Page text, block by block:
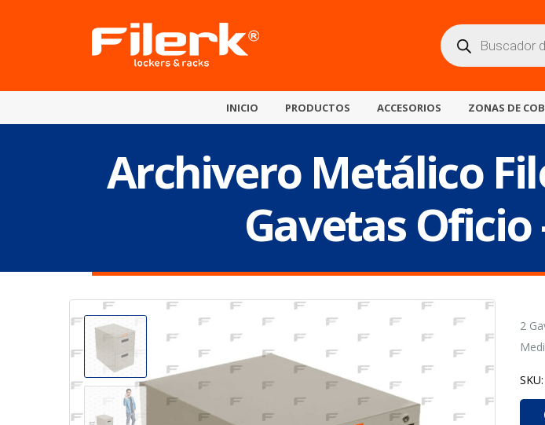
Búsqueda
de
productos
INICIO PRODUCTOS ACCESORIOS ZONAS DE
Archivero Metálico
Gavetas Oficio
2
SKU: